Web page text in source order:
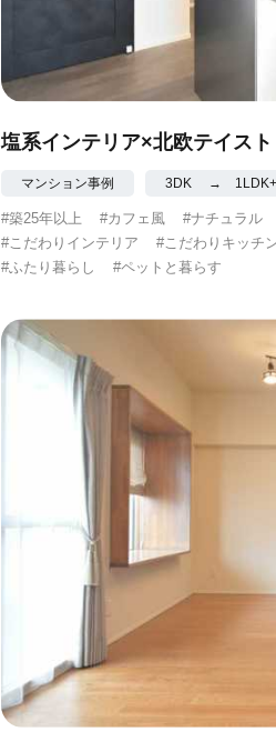
塩系インテリア×北欧テイスト
マンション事例 3DK → 1LDK+
#築25年以上 #カフェ風 #ナチュラル
#こだわりインテリア
#こだわりキッチ
#ふたり暮らし
#ペットと暮らす